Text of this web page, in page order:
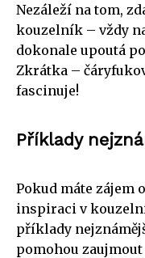
Nezáleží na tom,
kouzelník – vždy
dokonale upoutá
Zkrátka –
fascinuje!
Příklady
Pokud máte zájem
inspiraci v
příklady
pomohou